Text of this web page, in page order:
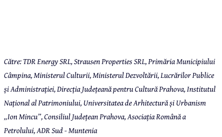
Către: TDR Energy SRL, Strausen Properties SRL, Primăria Municipiului
Câmpina, Ministerul Culturii, Ministerul Dezvoltării, Lucrărilor Publice
și Administrației, Direcția Județeană pentru Cultură Prahova, Institutul
Național al Patrimoniului, Universitatea de Arhitectură și Urbanism
„Ion Mincu”, Consiliul Județean Prahova, Asociația Română a
Petrolului, ADR Sud - Muntenia